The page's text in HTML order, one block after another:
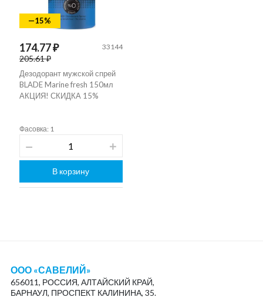
—15%
174.77 ₽
205.61 ₽
33144
Дезодорант мужской спрей
BLADE Marine fresh 150мл
АКЦИЯ! СКИДКА 15%
Фасовка: 1
В корзину
ООО «САВЕЛИЙ»
656011, РОССИЯ, АЛТАЙСКИЙ КРАЙ,
БАРНАУЛ, ПРОСПЕКТ КАЛИНИНА, 35.